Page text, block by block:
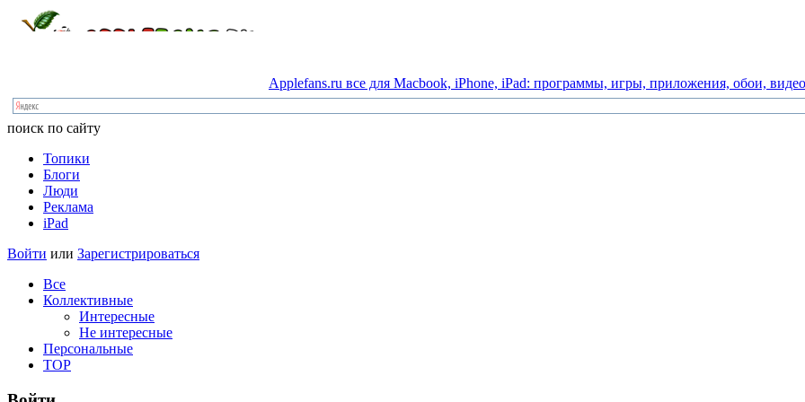
Applefans.ru все для Macbook, iPhone, iPad: программы, игры, приложения, обои, видео
поиск по сайту
Топики
Блоги
Люди
Реклама
iPad
Войти или Зарегистрироваться
Все
Коллективные
Интересные
Не интересные
Персональные
TOP